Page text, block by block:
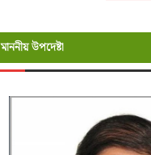
মাননীয় উপদেষ্টা